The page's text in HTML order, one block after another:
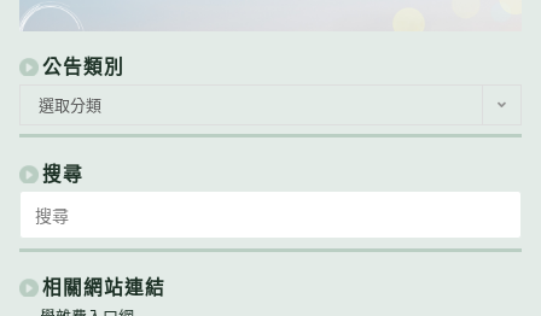
公告類別
類
別
選取分類
搜尋
for:
相關網站連結